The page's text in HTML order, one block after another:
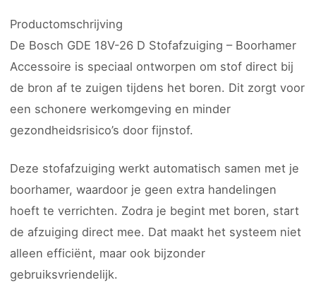
Productomschrijving
De Bosch GDE 18V-26 D Stofafzuiging – Boorhamer
Accessoire is speciaal ontworpen om stof direct bij
de bron af te zuigen tijdens het boren. Dit zorgt voor
een schonere werkomgeving en minder
gezondheidsrisico’s door fijnstof.
Deze stofafzuiging werkt automatisch samen met je
boorhamer, waardoor je geen extra handelingen
hoeft te verrichten. Zodra je begint met boren, start
de afzuiging direct mee. Dat maakt het systeem niet
alleen efficiënt, maar ook bijzonder
gebruiksvriendelijk.